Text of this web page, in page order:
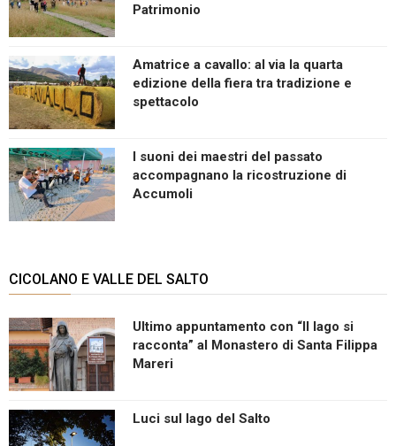
Patrimonio
Amatrice a cavallo: al via la quarta
edizione della fiera tra tradizione e
spettacolo
I suoni dei maestri del passato
accompagnano la ricostruzione di
Accumoli
CICOLANO E VALLE DEL SALTO
Ultimo appuntamento con “Il lago si
racconta” al Monastero di Santa Filippa
Mareri
Luci sul lago del Salto